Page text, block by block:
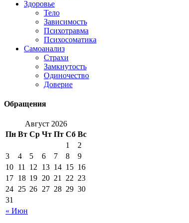
Здоровье
Тело
Зависимость
Психотравма
Психосоматика
Самоанализ
Страхи
Замкнутость
Одиночество
Доверие
Обращения
Август 2026
Пн Вт Ср Чт Пт Сб Вс
« Июн
1
2
3
4 5 6 7 8
9
10 11 12 13 14 15 16
17 18 19 20 21 22 23
24 25 26 27 28 29 30
31